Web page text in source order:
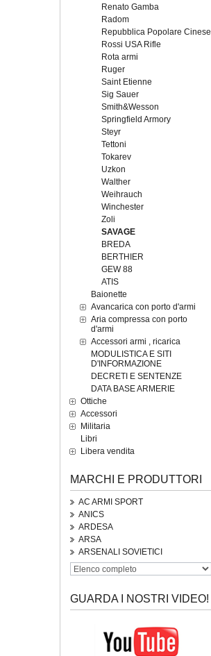
Renato Gamba
Radom
Repubblica Popolare Cinese
Rossi USA Rifle
Rota armi
Ruger
Saint Etienne
Sig Sauer
Smith&Wesson
Springfield Armory
Steyr
Tettoni
Tokarev
Uzkon
Walther
Weihrauch
Winchester
Zoli
SAVAGE
BREDA
BERTHIER
GEW 88
ATIS
Baionette
Avancarica con porto d'armi
Aria compressa con porto
d'armi
Accessori armi , ricarica
MODULISTICA E SITI
D'INFORMAZIONE
DECRETI E SENTENZE
DATA BASE ARMERIE
Ottiche
Accessori
Militaria
Libri
Libera vendita
MARCHI E PRODUTTORI
AC ARMI SPORT
ANICS
ARDESA
ARSA
ARSENALI SOVIETICI
GUARDA I NOSTRI VIDEO!